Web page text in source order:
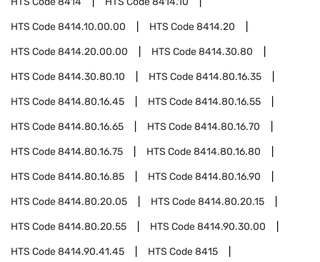
HTS Code8414.10.00.00 HTS Code8414.20
HTS Code8414.20.00.00 HTS Code8414.30.80
HTS Code8414.30.80.10 HTS Code8414.80.16.35
HTS Code8414.80.16.45 HTS Code8414.80.16.55
HTS Code8414.80.16.65 HTS Code8414.80.16.70
HTS Code8414.80.16.75 HTS Code8414.80.16.80
HTS Code8414.80.16.85 HTS Code8414.80.16.90
HTS Code8414.80.20.05 HTS Code8414.80.20.15
HTS Code8414.80.20.55 HTS Code8414.90.30.00
HTS Code8414.90.41.45 HTS Code8415